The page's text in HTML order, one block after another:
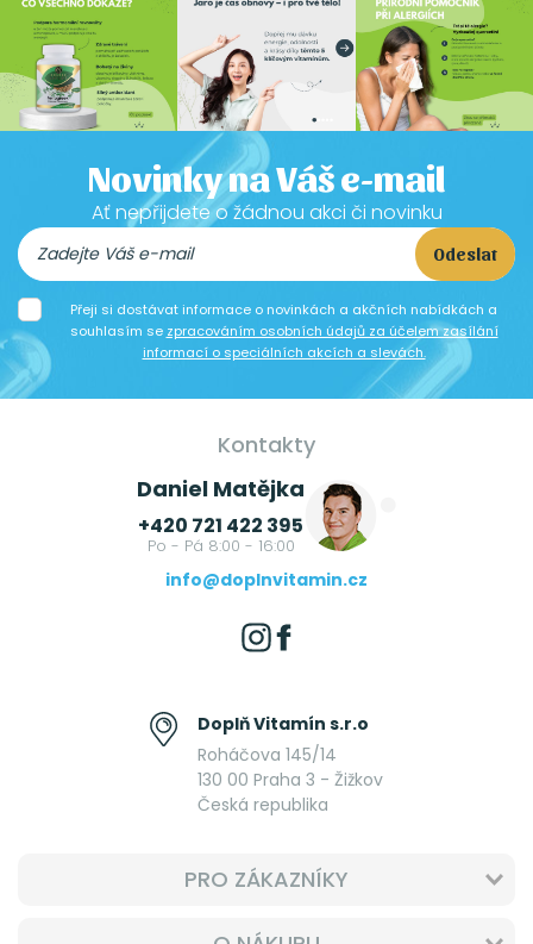
Novinky na Váš e-mail
Ať nepřijdete o žádnou akci či novinku
Odeslat
Přeji si dostávat informace o novinkách a akčních nabídkách a
souhlasím se zpracováním osobních údajů za účelem zasílání
informací o speciálních akcích a slevách.
Kontakty
Daniel Matějka
+420 721 422 395
Po - Pá 8:00 - 16:00
info@doplnvitamin.cz
Doplň Vitamín s.r.o
Roháčova 145/14
130 00 Praha 3 - Žižkov
Česká republika
PRO ZÁKAZNÍKY